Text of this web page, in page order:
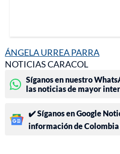
ÁNGELA URREA PARRA
NOTICIAS CARACOL
Síganos en nuestro
las noticias de mayor
✔️ Síganos en Google
información de Colombia